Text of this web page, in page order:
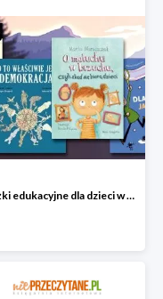
Książki edukacyjne dla dzieci w niePrzeczytane.pl do -40%